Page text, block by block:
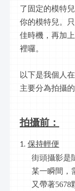
了固定的模特
你的模特兒。
佳時機，再加
裡囉。
以下是我個人
主要分為拍攝
拍攝前：
保持輕便
街頭攝影是
某一瞬間，
又帶著